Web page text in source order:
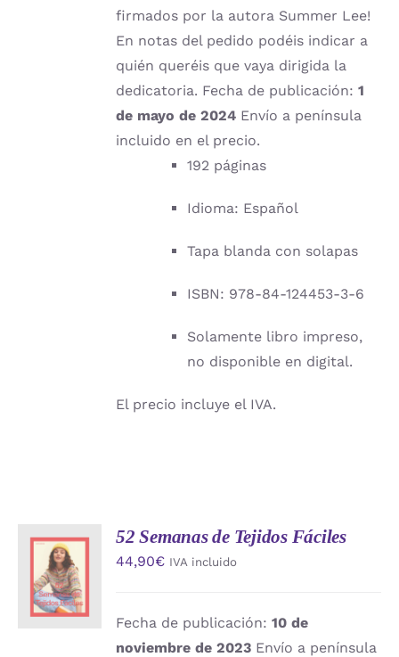
firmados por la autora Summer Lee!
En notas del pedido podéis indicar a
quién queréis que vaya dirigida la
dedicatoria. Fecha de publicación:1
de mayo de 2024 Envío a península
incluido en el precio.
192 páginas
Idioma: Español
Tapa blanda con solapas
ISBN: 978-84-124453-3-6
Solamente libro impreso,
no disponible en digital.
El precio incluye el IVA.
AÑADIR
AL
CARRITO
/
DETALLES
52 Semanas de Tejidos Fáciles
44,90€ IVA incluido
Fecha de publicación:10 de
noviembre de 2023 Envío a península